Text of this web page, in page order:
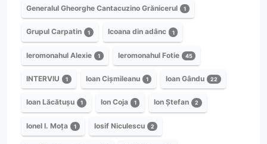
Generalul Gheorghe Cantacuzino Grănicerul 1
Grupul Carpatin 1 Icoana din adânc 1
Ieromonahul Alexie 1 Ieromonahul Fotie 45
INTERVIU 1 Ioan Cișmileanu 1 Ioan Gându 22
Ioan Lăcătușu 1 Ion Coja 1 Ion Ștefan 2
Ionel I. Moța 1 Iosif Niculescu 2